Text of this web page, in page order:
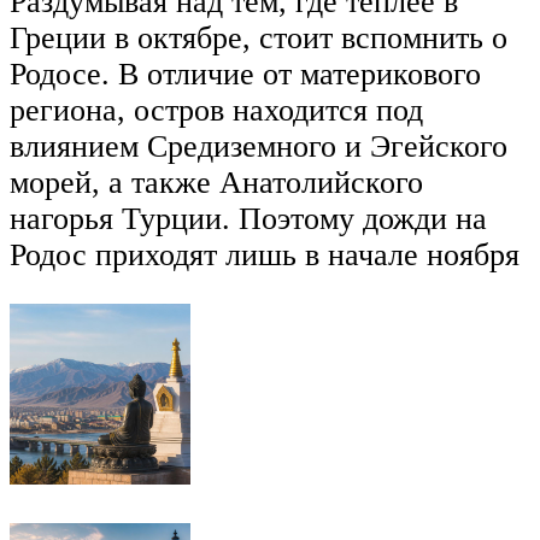
Греции в октябре, стоит вспомнить о
Родосе. В отличие от материкового
региона, остров находится под
влиянием Средиземного и Эгейского
морей, а также Анатолийского
нагорья Турции. Поэтому дожди на
Родос приходят лишь в начале ноября